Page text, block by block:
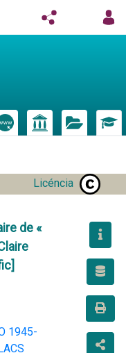
Licéncia
de «
1945-